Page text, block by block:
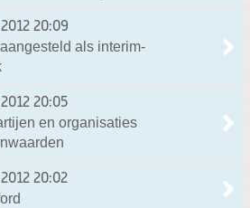
20:09
als interim-
20:05
en organisaties
20:02